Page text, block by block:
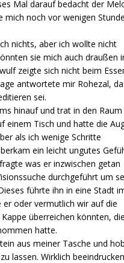
Mal darauf bedacht der
mich noch vor wenigen
nichts, aber ich wollte nicht
sie mich auch draußen
zeigte sich nicht beim
antwortete mir Rohezal,
sei.
hinauf und trat in den Raum
einem Tisch und hatte die
als ich wenige Schritte
ein leicht ungutes
was er inzwischen getan
durchgeführt um
führte ihn in eine Stadt
er oder vermutlich wir auf die
überreichen könnten,
hatte.
aus meiner Tasche und
lassen. Wirklich